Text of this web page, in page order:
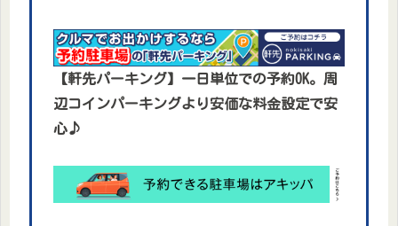
【軒先パーキング】一日単位での予約OK。周
辺コインパーキングより安価な料金設定で安
心♪